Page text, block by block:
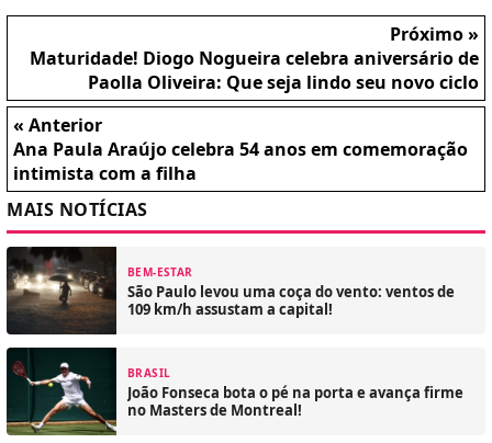
Próximo »
Maturidade! Diogo Nogueira celebra aniversário de
Paolla Oliveira: Que seja lindo seu novo ciclo
« Anterior
Ana Paula Araújo celebra 54 anos em comemoração
intimista com a filha
MAIS NOTÍCIAS
BEM-ESTAR
São Paulo levou uma coça do vento: ventos de
109 km/h assustam a capital!
BRASIL
João Fonseca bota o pé na porta e avança firme
no Masters de Montreal!